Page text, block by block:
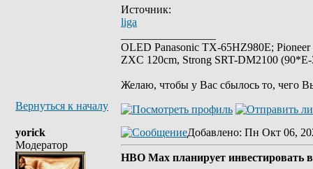
Источник:
liga
OLED Panasonic TX-65HZ980E;
ZXC 120cm, Strong SRT-DM2100
Желаю, чтобы у Вас сбылось то, чего
Вернуться к началу
yorick
Модератор
Добавлено: Пн Окт 06,
HBO Max планирует инвестировать